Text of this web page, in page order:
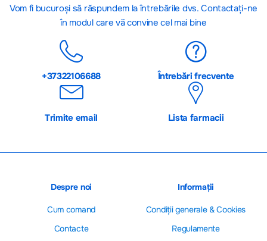
Vom fi bucuroși să răspundem la întrebările dvs. Contactați-ne
în modul care vă convine cel mai bine
+37322106688 Întrebări frecvente
Trimite email Lista farmacii
Despre noi
Cum comand
Contacte
Informații
Сondiții generale & Cookies
Regulamente